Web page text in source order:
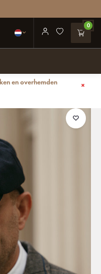
0
en overhemden